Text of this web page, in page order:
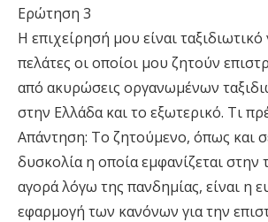
Ερώτηση 3
Η επιχείρησή µου είναι
πελάτες οι οποίοι µου ζητούν
από ακυρώσεις οργανωµένων
στην Ελλάδα και το εξωτερικό. Τι
Απάντηση: Το ζητούµενο, όπως και
δυσκολία η οποία εµφανίζεται στην
αγορά λόγω της πανδηµίας, είναι η
εφαρµογή των κανόνων για την